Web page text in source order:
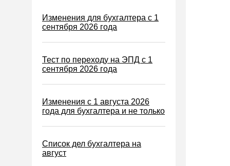
Налог на рекламу
Торговый сбор
Туристический налог
Водный налог
Экологический налог
Налог на игорный бизнес
Акцизы
Изменения для бухгалтера с 1
сентября 2026 года
Тест по переходу на ЭПД с 1
сентября 2026 года
Изменения с 1 августа 2026
года для бухгалтера и не только
Список дел бухгалтера на
август